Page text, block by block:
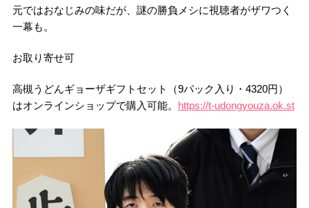
元ではおなじみの味だが、謎の勝負メシに視聴者がザワつく
一幕も。
お取り寄せ可
高槻うどんギョーザギフトセット（9パック入り・4320円）
はオンラインショップで購入可能。 https://t-udongyouza.ok.st